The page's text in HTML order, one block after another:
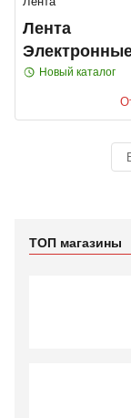
Лента
каталоги
Новый каталог
ТОП магазины